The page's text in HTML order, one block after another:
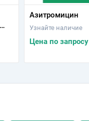
Азитромицин
Узнайте наличие
Цена по запросу